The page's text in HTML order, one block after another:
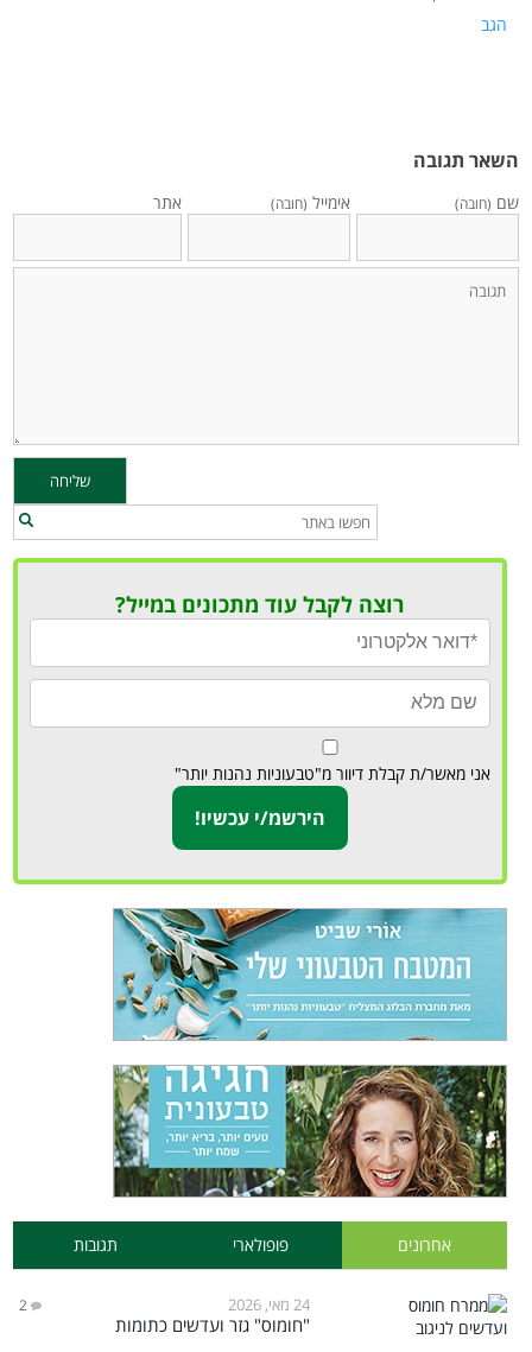
הגב
השאר תגובה
שם (חובה) אימייל (חובה) אתר
רוצה לקבל עוד מתכונים במייל?
אני מאשר/ת קבלת דיוור מ"טבעוניות נהנות יותר"
אחרונים פופולארי תגובות
24 מאי, 2026 2
"חומוס" גזר ועדשים כתומות